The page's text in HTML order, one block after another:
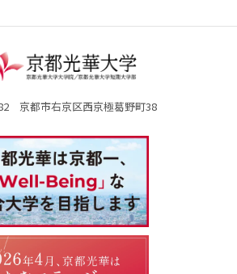
京都市右京区西京極葛野町38